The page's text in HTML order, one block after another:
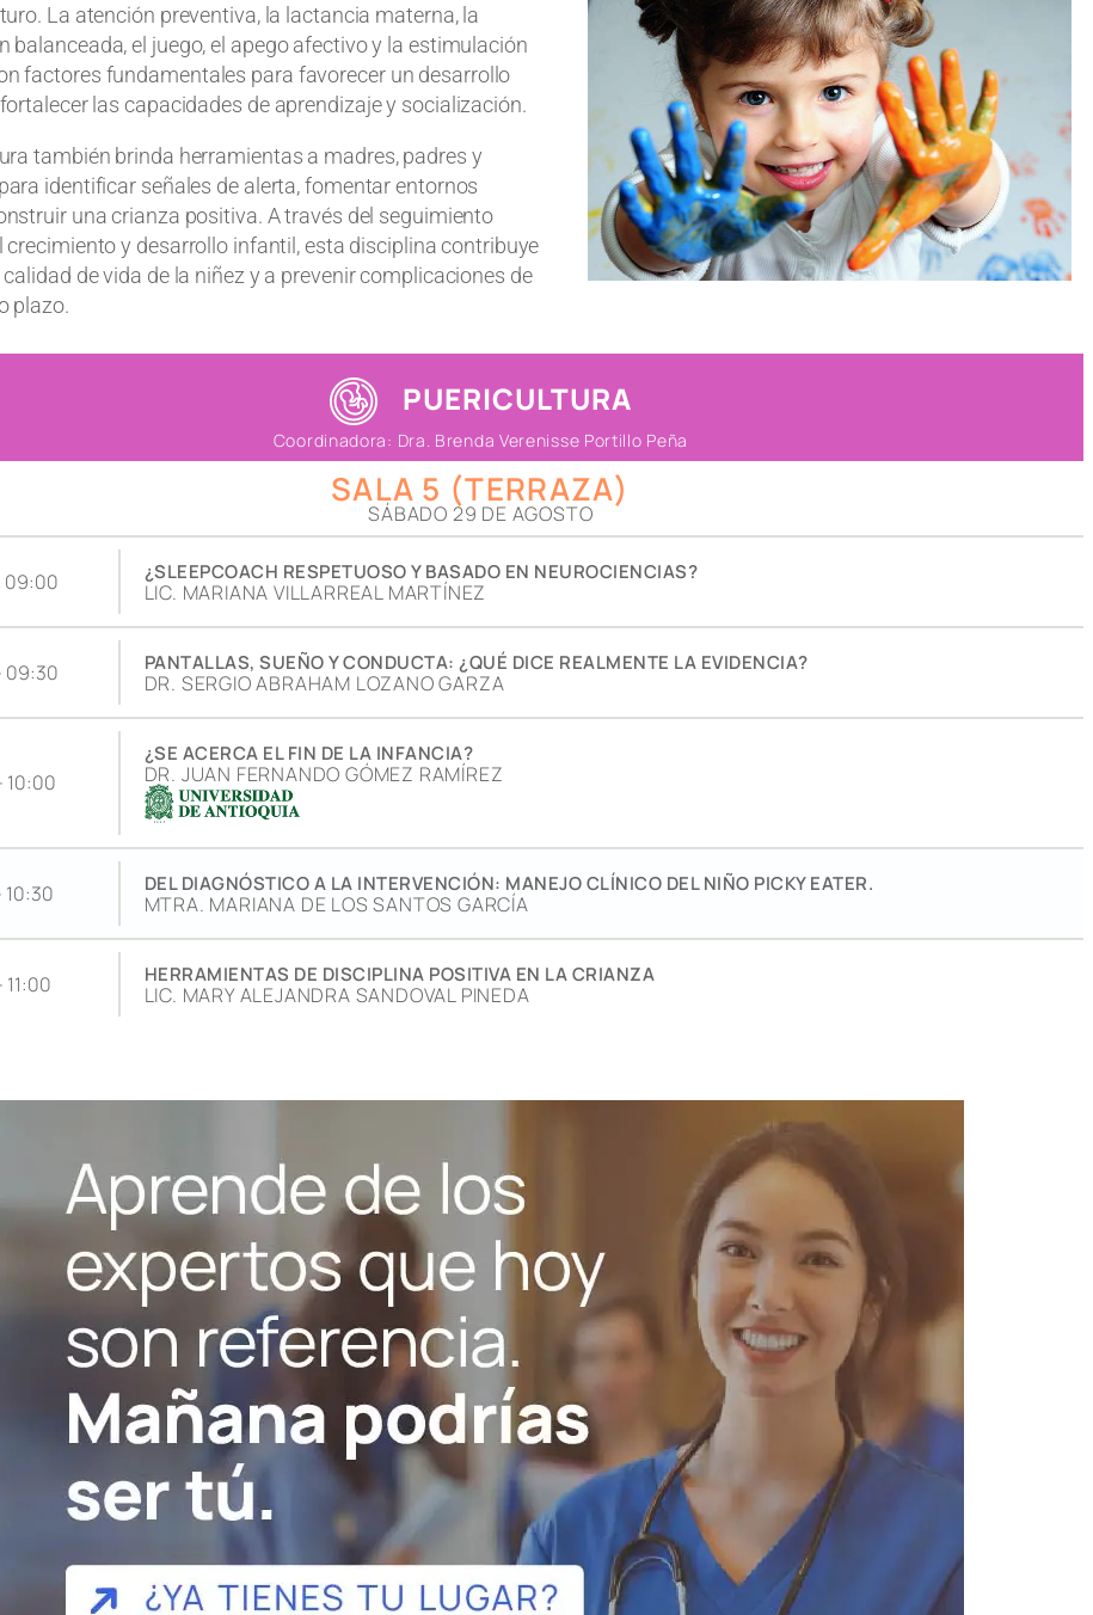
La atención preventiva, la lactancia materna, la
balanceada, el juego, el apego afectivo y la estimulación
factores fundamentales para favorecer un desarrollo
las capacidades de aprendizaje y socialización.
también brinda herramientas a madres, padres y
identificar señales de alerta, fomentar entornos
una crianza positiva. A través del seguimiento
crecimiento y desarrollo infantil, esta disciplina contribuye
de vida de la niñez y a prevenir complicaciones de
plazo.
PUERICULTURA
Coordinadora: Dra. Brenda Verenisse Portillo Peña
SALA 5 (TERRAZA)
SÁBADO 29 DE AGOSTO
09:00 ¿SLEEPCOACH RESPETUOSO Y BASADO EN NEUROCIENCIAS?
LIC. MARIANA VILLARREAL MARTÍNEZ
09:30 PANTALLAS, SUEÑO Y CONDUCTA: ¿QUÉ DICE REALMENTE LA EVIDENCIA?
DR. SERGIO ABRAHAM LOZANO GARZA
10:00
¿SE ACERCA EL FIN DE LA INFANCIA?
DR. JUAN FERNANDO GÓMEZ RAMÍREZ
10:30 DEL DIAGNÓSTICO A LA INTERVENCIÓN: MANEJO CLÍNICO DEL NIÑO PICKY EATER.
MTRA. MARIANA DE LOS SANTOS GARCÍA
11:00 HERRAMIENTAS DE DISCIPLINA POSITIVA EN LA CRIANZA
LIC. MARY ALEJANDRA SANDOVAL PINEDA